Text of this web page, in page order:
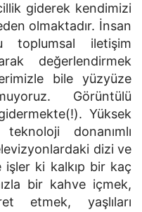
giderek kendimizi
olmaktadır. İnsan
toplumsal iletişim
değerlendirmek
bile yüzyüze
Görüntülü
Yüksek
donanımlı
dizi ve
ki kalkıp bir kaç
bir kahve içmek,
etmek, yaşlıları